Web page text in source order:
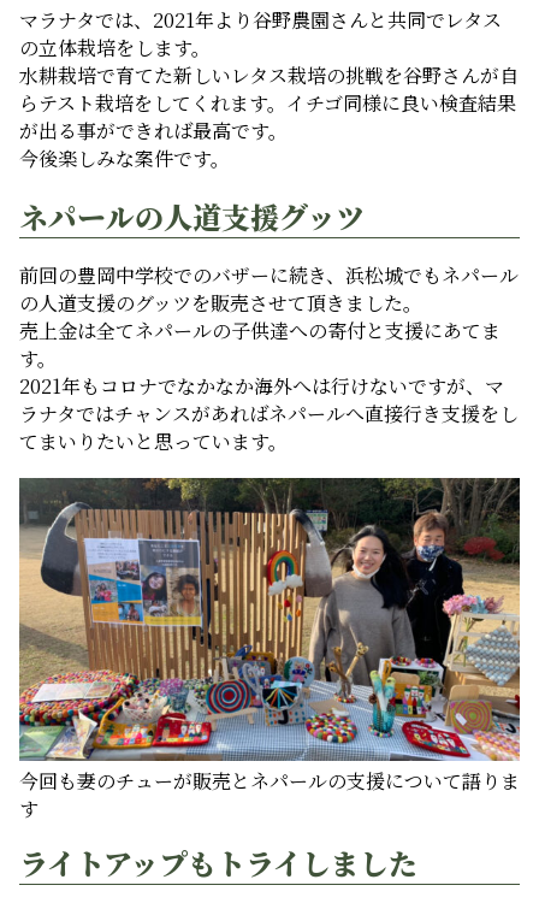
マラナタでは、2021年より谷野農園さんと共同でレタス
の立体栽培をします。
水耕栽培で育てた新しいレタス栽培の挑戦を谷野さんが自
らテスト栽培をしてくれます。イチゴ同様に良い検査結果
が出る事ができれば最高です。
今後楽しみな案件です。
ネパールの人道支援グッツ
前回の豊岡中学校でのバザーに続き、浜松城でもネパール
の人道支援のグッツを販売させて頂きました。
売上金は全てネパールの子供達への寄付と支援にあてま
す。
2021年もコロナでなかなか海外へは行けないですが、マ
ラナタではチャンスがあればネパールへ直接行き支援をし
てまいりたいと思っています。
今回も妻のチューが販売とネパールの支援について語りま
す
ライトアップもトライしました